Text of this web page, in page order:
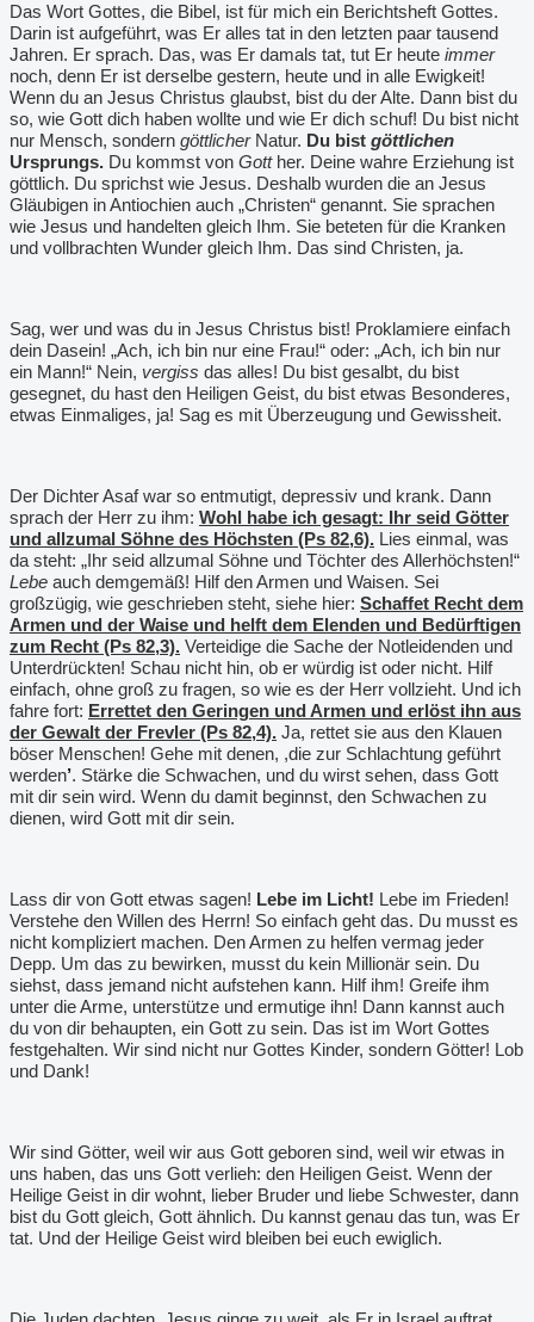
Das Wort Gottes, die Bibel, ist für mich ein Berichtsheft Gottes.
Darin ist aufgeführt, was Er alles tat in den letzten paar tausend
Jahren. Er sprach. Das, was Er damals tat, tut Er heute immer
noch, denn Er ist derselbe gestern, heute und in alle Ewigkeit!
Wenn du an Jesus Christus glaubst, bist du der Alte. Dann bist du
so, wie Gott dich haben wollte und wie Er dich schuf! Du bist nicht
nur Mensch, sondern göttlicherNatur. Du bist göttlichen
Ursprungs. Du kommst von Gotther. Deine wahre Erziehung ist
göttlich. Du sprichst wie Jesus. Deshalb wurden die an Jesus
Gläubigen in Antiochien auch „Christen“ genannt. Sie sprachen
wie Jesus und handelten gleich Ihm. Sie beteten für die Kranken
und vollbrachten Wunder gleich Ihm. Das sind Christen, ja.
Sag, wer und was du in Jesus Christus bist! Proklamiere einfach
dein Dasein! „Ach, ich bin nur eine Frau!“ oder: „Ach, ich bin nur
ein Mann!“ Nein, vergiss das alles! Du bist gesalbt, du bist
gesegnet, du hast den Heiligen Geist, du bist etwas Besonderes,
etwas Einmaliges, ja! Sag es mit Überzeugung und Gewissheit.
Der Dichter Asaf war so entmutigt, depressiv und krank. Dann
sprach der Herr zu ihm: Wohl habe ich gesagt: Ihr seid Götter
und allzumal Söhne des Höchsten (Ps 82,6). Lies einmal, was
da steht: „Ihr seid allzumal Söhne und Töchter des Allerhöchsten!“
Lebe auch demgemäß! Hilf den Armen und Waisen. Sei
großzügig, wie geschrieben steht, siehe hier: Schaffet Recht dem
Armen und der Waise und helft dem Elenden und Bedürftigen
zum Recht (Ps 82,3). Verteidige die Sache der Notleidenden und
Unterdrückten! Schau nicht hin, ob er würdig ist oder nicht. Hilf
einfach, ohne groß zu fragen, so wie es der Herr vollzieht. Und ich
fahre fort: Errettet den Geringen und Armen und erlöst ihn aus
der Gewalt der Frevler (Ps 82,4). Ja, rettet sie aus den Klauen
böser Menschen! Gehe mit denen, ,die zur Schlachtung geführt
werden’. Stärke die Schwachen, und du wirst sehen, dass Gott
mit dir sein wird. Wenn du damit beginnst, den Schwachen zu
dienen, wird Gott mit dir sein.
Lass dir von Gott etwas sagen! Lebe im Licht! Lebe im Frieden!
Verstehe den Willen des Herrn! So einfach geht das. Du musst es
nicht kompliziert machen. Den Armen zu helfen vermag jeder
Depp. Um das zu bewirken, musst du kein Millionär sein. Du
siehst, dass jemand nicht aufstehen kann. Hilf ihm! Greife ihm
unter die Arme, unterstütze und ermutige ihn! Dann kannst auch
du von dir behaupten, ein Gott zu sein. Das ist im Wort Gottes
festgehalten. Wir sind nicht nur Gottes Kinder, sondern Götter! Lob
und Dank!
Wir sind Götter, weil wir aus Gott geboren sind, weil wir etwas in
uns haben, das uns Gott verlieh: den Heiligen Geist. Wenn der
Heilige Geist in dir wohnt, lieber Bruder und liebe Schwester, dann
bist du Gott gleich, Gott ähnlich. Du kannst genau das tun, was Er
tat. Und der Heilige Geist wird bleiben bei euch ewiglich.